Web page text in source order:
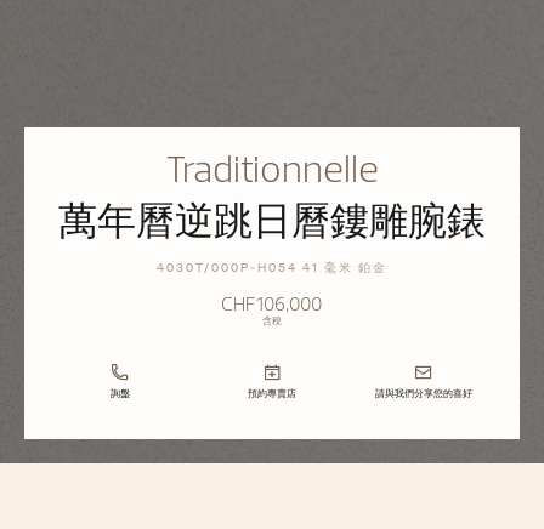
Traditionnelle
萬年曆逆跳日曆鏤雕腕錶
4030T/000P-H054 41 毫米 鉑金
CHF106,000
含稅
詢盤 預約專賣店 請與我們分享您的喜好